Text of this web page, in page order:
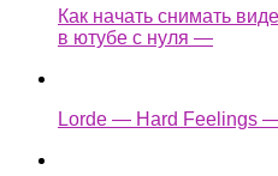
Как начать снимать
в ютубе с нуля —
Lorde — Hard Feelings